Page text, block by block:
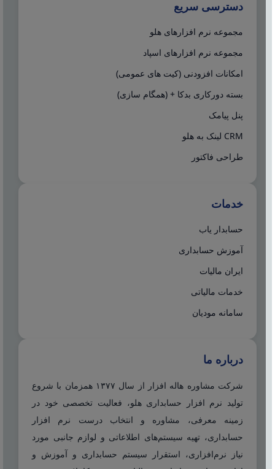
دسترسی سریع
مجموعه نرم افزارهای هلو
مجموعه نرم افزارهای اسپاد
امکانات افزودنی (کیت های عمومی)
بسته دورکاری بدکا + (همگام سازی)
پنل پیامک
CRM لینک به هلو
طراحی فاکتور
خدمات
حسابدار یاب
آموزش حسابداری
ایران مالیات
خدمات مالیاتی
سامانه مودیان
درباره ما
شرکت مشاوره هاله افزار از سال ۱۳۷۷ همزمان با شروع
تولید نرم افزار حسابداری هلو، فعالیت تخصصی خود در
زمینه معرفی، مشاوره و انتخاب درست نرم افزار
حسابداری، تهیه سیستم‌های اطلاعاتی و لوازم جانبی مورد
نیاز نرم‌افزاری، استقرار سیستم حسابداری و آموزش و